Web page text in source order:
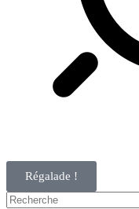
Régalade !